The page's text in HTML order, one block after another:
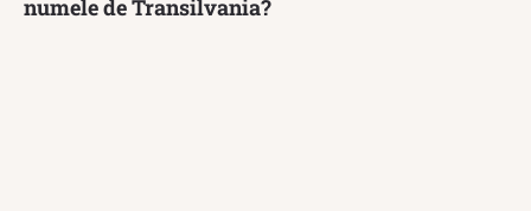
numele de Transilvania?